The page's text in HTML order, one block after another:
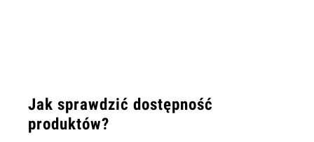
Jak sprawdzić dostępność
produktów?